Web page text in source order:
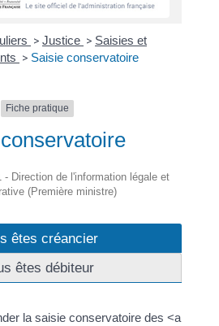
> Justice > Saisies et
> Saisie conservatoire
Fiche pratique
- Direction de l'information légale et
(Première ministre)
êtes créancier
êtes débiteur
la saisie conservatoire des <a